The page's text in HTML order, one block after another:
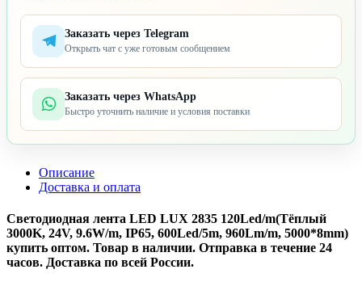
Заказать через Telegram
Открыть чат с уже готовым сообщением
Заказать через WhatsApp
Быстро уточнить наличие и условия поставки
Описание
Доставка и оплата
Светодиодная лента LED LUX 2835 120Led/m(Тёплый
3000K, 24V, 9.6W/m, IP65, 600Led/5m, 960Lm/m, 5000*8mm)
купить оптом. Товар в наличии. Отправка в течение 24
часов. Доставка по всей России.